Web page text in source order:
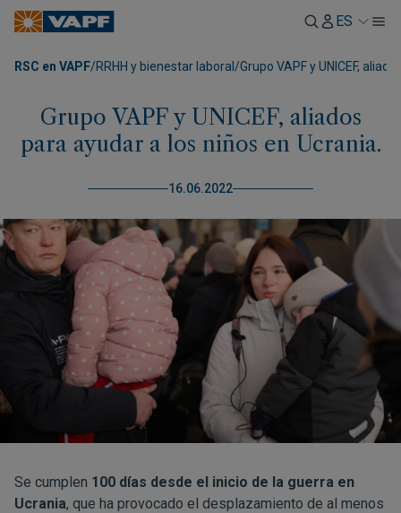
ES
RSC en VAPF/RRHH y bienestar laboral /Grupo VAPF y UNICEF,
Grupo VAPF y UNICEF, aliados
para ayudar a los niños en Ucrania.
16.06.2022
Se cumplen 100 días desde el inicio de la guerra en
Ucrania, que ha provocado el desplazamiento de al menos